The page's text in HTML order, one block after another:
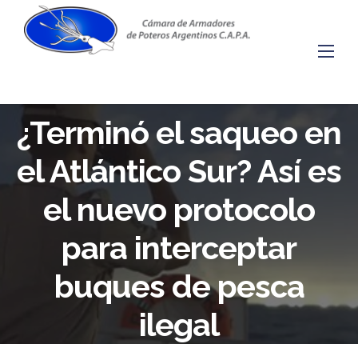
content
¿Terminó el saqueo en
el Atlántico Sur? Así es
el nuevo protocolo
para interceptar
buques de pesca
ilegal